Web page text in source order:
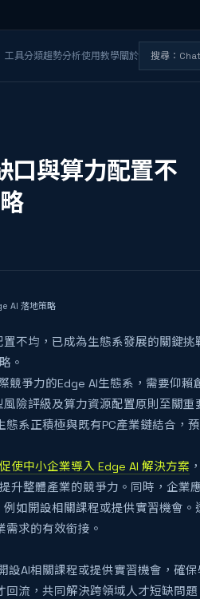
工具分類趨勢分析使用教學關於
口與算力配置不
AI 落地策略
不均，已成為生態系發展的關鍵挑
。
競爭力的Edge AI生態系，需要仰賴
險評級及算力資源配置原則至關重
系正積極與既有PC產業鏈結合，
使中小企業導入 Edge AI 解決方案
升整體產業的競爭力。同時，企業
如開設相關課程或提供實習機會。
求的有效銜接。
設AI相關課程或提供實習機會，確保
流，共同解決跨領域人才短缺問題